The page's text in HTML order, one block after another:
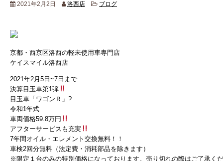
2021年2月2日 洛西店 ブログ
京都・西京区洛西の軽未使用車専門店
ケイスマイル洛西店
2021年2月5日~7日まで
決算目玉車第1弾
目玉車「ワゴンＲ」?
令和1年式
車両価格59.8万円
アフターサービスも充実
7年間オイル・エレメント交換無料！！
車検2回分無料（法定費・消耗部品を除きます）
※限定１台のみの特別価格になっております。売り切れの際はご了承く